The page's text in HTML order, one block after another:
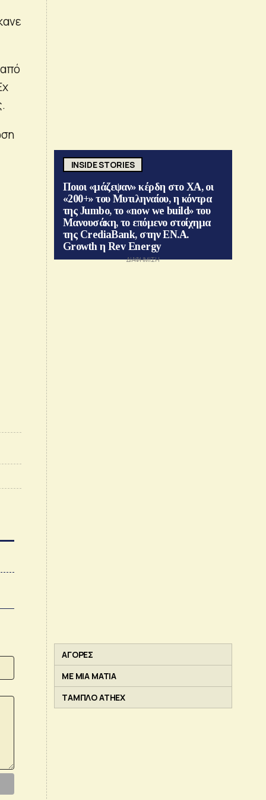
INSIDE STORIES
Ποιοι «μάζεψαν» κέρδη στο ΧΑ, οι
«200+» του Μυτιληναίου, η κόντρα
της Jumbo, το «now we build» του
Μανουσάκη, το επόμενο στοίχημα
της CrediaBank, στην ΕΝ.Α.
Growth η Rev Energy
ΑΓΟΡΕΣ
ΜΕ ΜΙΑ ΜΑΤΙΑ
ΤΑΜΠΛΟ ATHEX